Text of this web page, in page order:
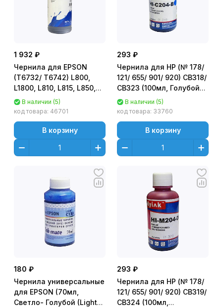
1 932 ₽
Чернила для EPSON
(T6732/ T6742) L800,
L1800, L810, L815, L850,
L805 (1л, Голубой (Cyan))
E0017-01LC InkTec
В наличии (5)
код товара: 46701
В корзину
293 ₽
Чернила для HP (№ 178/
121/ 655/ 901/ 920) CB318/
CB323 (100мл, Голубой
(Cyan),
водорастворимые) HI-
В наличии (5)
код товара: 33760
В корзину
180 ₽
Чернила универсальные
для EPSON (70мл,
Светло- Голубой (Light
293 ₽
Чернила для HP (№ 178/
121/ 655/ 901/ 920) CB319/
CB324 (100мл,